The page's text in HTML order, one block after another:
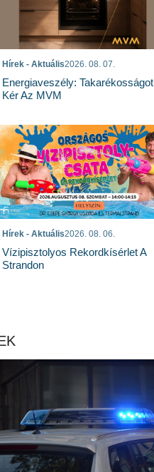
Hírek - Aktuális2026. 08. 07.
Energiaveszély: Takarékosságot
Kér Az MVM
Hírek - Aktuális2026. 08. 06.
Vízipisztolyos Rekordkísérlet A
Strandon